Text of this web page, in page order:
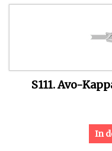
S111. Avo-
In